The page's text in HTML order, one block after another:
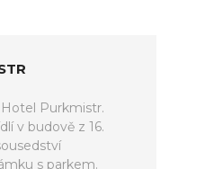
Purkmistr.
v budově z 16.
s parkem.